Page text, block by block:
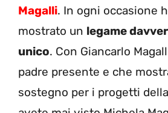
Magalli. In ogni occasione
mostrato un legame
unico. Con Giancarlo
padre presente e che
sostegno per i progetti